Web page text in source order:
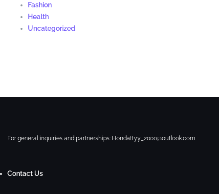
Fashion
Health
Uncategorized
For general inquiries and partnerships: Hondattyy_2000@outlook.com
Contact Us